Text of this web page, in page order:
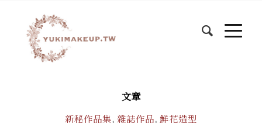
文章
新秘作品集, 雜誌作品, 鮮花造型